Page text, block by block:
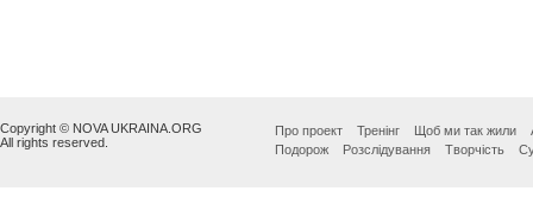
Copyright © NOVA UKRAINA.ORG
All rights reserved.
Про проект Тренінг Щоб ми так жили
Подорож
Розслідування Творчість